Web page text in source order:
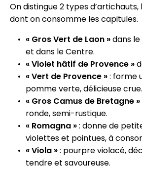
On distingue 2 types
dont on consomme les capitules.
« Gros Vert de Laon »dans
et dans le Centre.
« Violet hâtif de Provence »
« Vert de Provence »: forme
pomme verte, délicieuse crue.
« Gros Camus de Bretagne »
ronde, semi-rustique.
« Romagna »: donne de
violettes et pointues, à
« Viola »: pourpre violacé,
tendre et savoureuse.